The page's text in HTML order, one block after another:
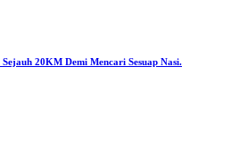
20KM Demi Mencari Sesuap Nasi.